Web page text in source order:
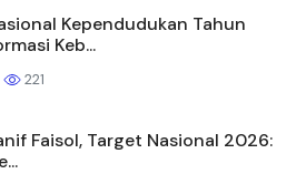
Kependudukan Tahun
Keb...
221
Faisol, Target Nasional 2026: